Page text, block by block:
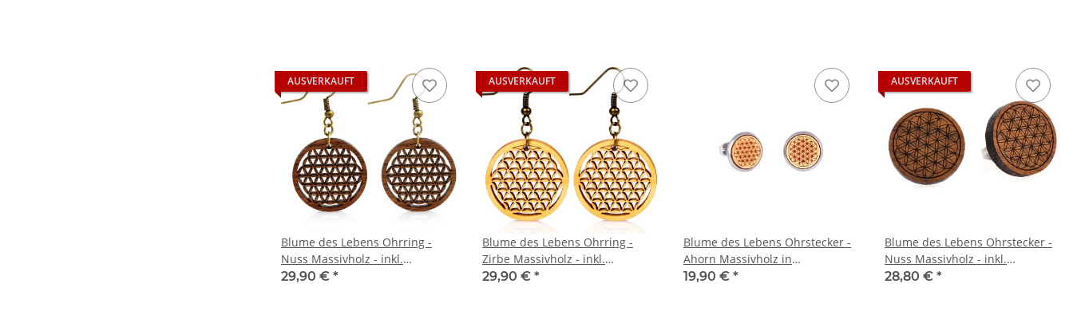
AUSVERKAUFT
Blume des Lebens Ohrring -
Nuss Massivholz - inkl.
modernem Etui
29,90 € *
AUSVERKAUFT
Blume des Lebens Ohrring -
Zirbe Massivholz - inkl.
modernem Etui
29,90 € *
Blume des Lebens Ohrstecker -
Ahorn Massivholz in
Edelstahlfassung Ø10 - inkl.
19,90 € *
AUSVERKAUFT
Blume des Lebens Ohrstecker -
Nuss Massivholz - inkl.
modernem Etui
28,80 € *